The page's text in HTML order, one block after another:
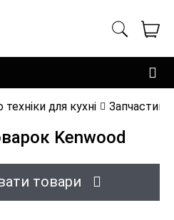
для кухні
Kenwood
товари